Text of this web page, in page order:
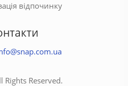
відпочинку
Reserved.